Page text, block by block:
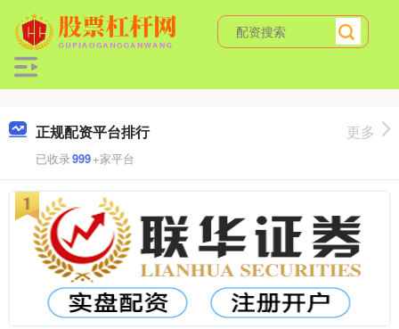
正规配资平台排行
已收录999+家平台
更多